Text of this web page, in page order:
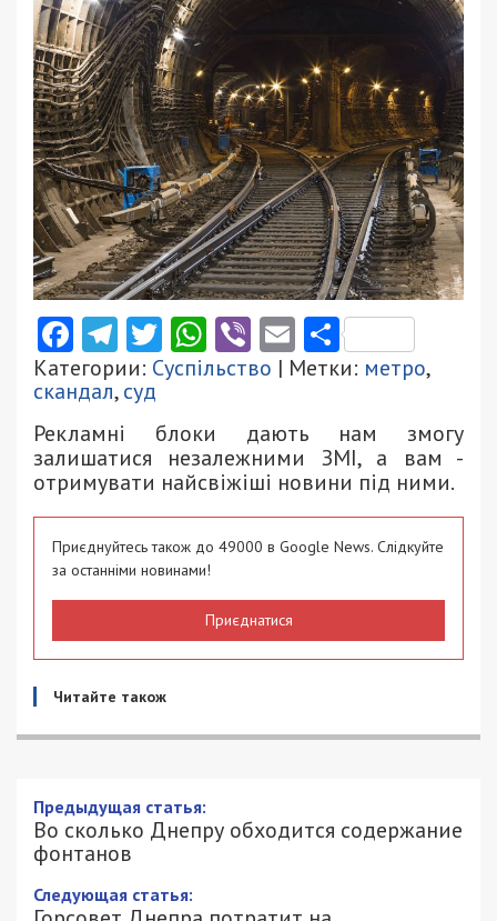
Facebook
Telegram
Twitter
WhatsApp
ViberEmail
Категории: Суспільство | Метки: метро,
скандал,суд
Рекламні блоки дають нам змогу
залишатися незалежними ЗМІ, а вам -
отримувати найсвіжіші новини під ними.
Приєднуйтесь також до 49000 в Google News. Слідкуйте
за останніми новинами!
Приєднатися
Читайте також
Предыдущая статья:
Во сколько Днепру обходится содержание
фонтанов
Следующая статья: